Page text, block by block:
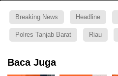
Breaking News Headline
Polres Tanjab Barat Riau
Baca Juga